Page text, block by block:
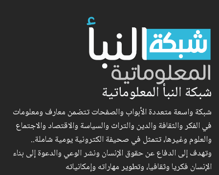
شبكة النبأ المعلوماتية
شبكة واسعة متعددة الأبواب والصفحات تتضمن معارف ومعلومات
في الفكر والثقافة والدين والتراث والسياسة والاقتصاد والاجتماع
والعلوم وغيرها، تتمثل في صحيفة الكترونية يومية شاملة..
وتهدف إلى الدفاع عن حقوق الإنسان ونشر الوعي والدعوة إلى بناء
الإنسان فكريا وثقافيا، وتطوير مهاراته وإمكانياته